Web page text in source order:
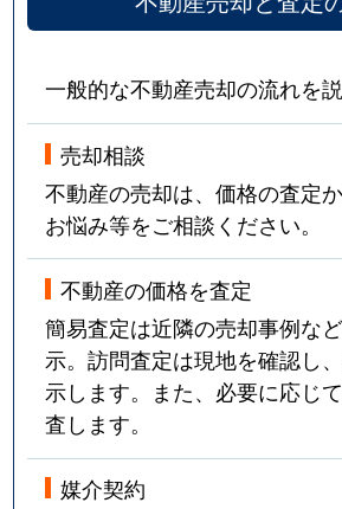
一般的な不動産売却の流れを説
売却相談
不動産の売却は、価格の査定
お悩み等をご相談ください。
不動産の価格を査定
簡易査定は近隣の売却事例な
示。訪問査定は現地を確認し
示します。また、必要に応じ
査します。
媒介契約